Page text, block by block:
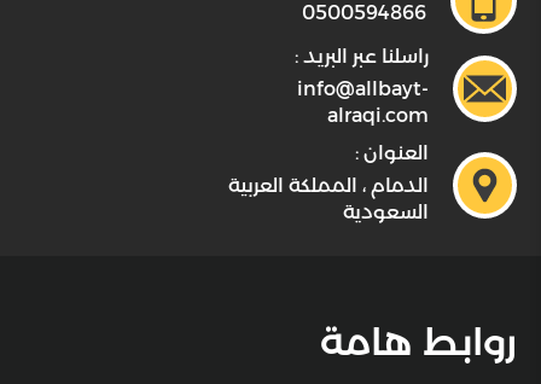
0500594866
راسلنا عبر البريد :
info@allbayt-
alraqi.com
العنوان :
الدمام ، المملكة العربية
السعودية
روابط هامة